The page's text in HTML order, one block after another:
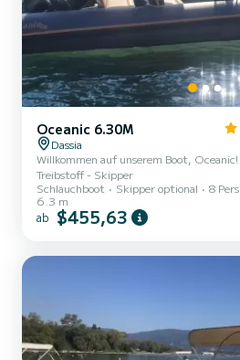
Oceanic 6.30M
Dassia
Willkommen auf unserem Boot, Oceanic! NICHT INBEGRIFFEN: -
Treibstoff - Skipper
Schlauchboot
Skipper optional 8 Pers.
6.3 m
ab $455,63